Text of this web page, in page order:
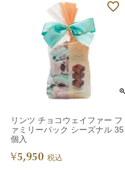
リンツ チョコウェイファー フ
ァミリーパック シーズナル 35
個入
¥5,950 税込